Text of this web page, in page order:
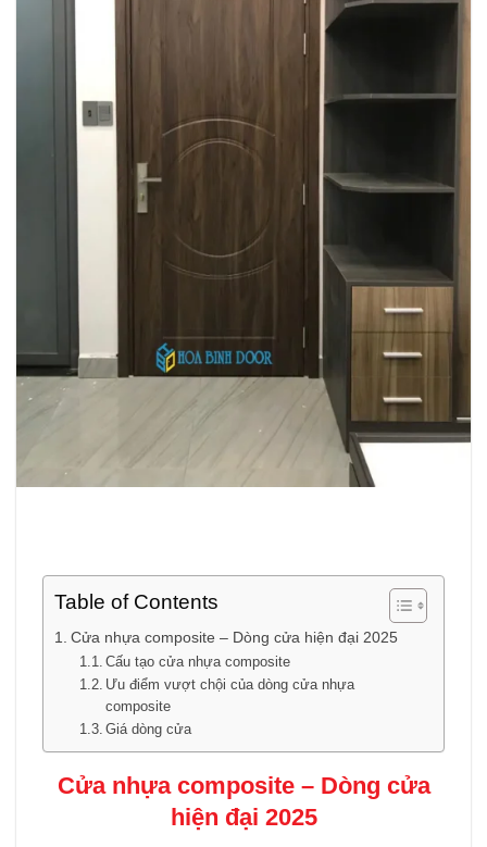
Table of Contents
Cửa nhựa composite – Dòng cửa hiện đại 2025
Cấu tạo cửa nhựa composite
Ưu điểm vượt chội của dòng cửa nhựa
composite
Giá dòng cửa
Cửa nhựa composite – Dòng cửa
hiện đại 2025